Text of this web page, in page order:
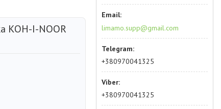
KOH-I-NOOR
limamo.supp@gmail.com
+380970041325
+380970041325